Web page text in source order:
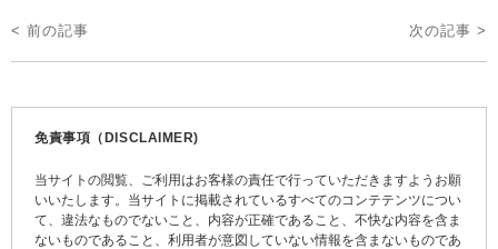
投
稿
< 前の記事 次の記事 >
免責事項（DISCLAIMER)
当サイトの閲覧、ご利用はお客様の責任で行っていただきますようお願
いいたします。当サイトに掲載されているすべてのコンテテンツについ
て、違法なものでないこと、内容が正確であること、不快な内容を含ま
ないものであること、利用者が意図していない情報を含まないものであ